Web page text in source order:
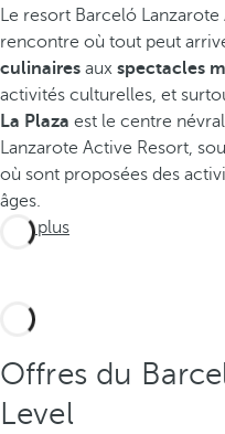
Le resort Barceló
rencontre où tout peut
culinaires aux spectacles
activités culturelles, et
La Plaza est le centre
Lanzarote Active Resort,
où sont proposées des
âges.
Voir plus
Offres du
Level